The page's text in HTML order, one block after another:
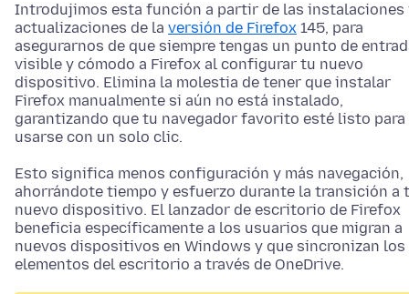
Introdujimos esta función a partir de las instalaciones
actualizaciones de la versión de Firefox 145, para
asegurarnos de que siempre tengas un punto de
visible y cómodo a Firefox al configurar tu nuevo
dispositivo. Elimina la molestia de tener que instalar
Firefox manualmente si aún no está instalado,
garantizando que tu navegador favorito esté listo para
usarse con un solo clic.
Esto significa menos configuración y más navegación,
ahorrándote tiempo y esfuerzo durante la transición a
nuevo dispositivo. El lanzador de escritorio de Firefox
beneficia específicamente a los usuarios que migran a
nuevos dispositivos en Windows y que sincronizan los
elementos del escritorio a través de OneDrive.